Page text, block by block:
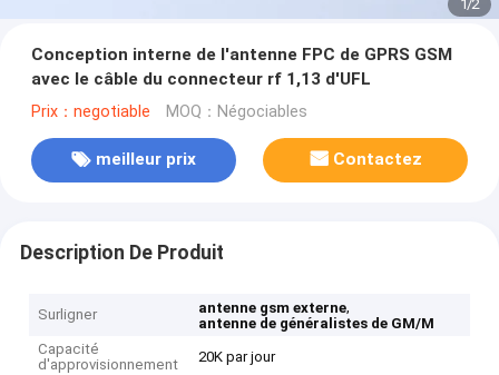
1/2
Conception interne de l'antenne FPC de GPRS GSM
avec le câble du connecteur rf 1,13 d'UFL
Prix：negotiable MOQ：Négociables
meilleur prix Contactez
Description De Produit
Surligner antenne gsm externe,
antenne de généralistes de GM/M
Capacité
d'approvisionnement
20K par jour